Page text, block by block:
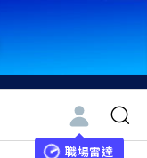
職場雷達